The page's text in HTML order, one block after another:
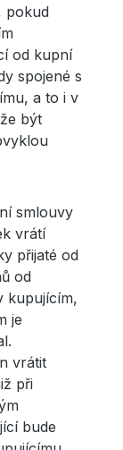
pokud
od kupní
spojené s
a to i v
být
smlouvy
vrátí
přijaté od
od
kupujícím,
je
vrátit
při
bude